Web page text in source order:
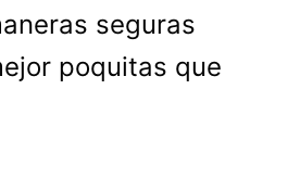
seguras
poquitas que